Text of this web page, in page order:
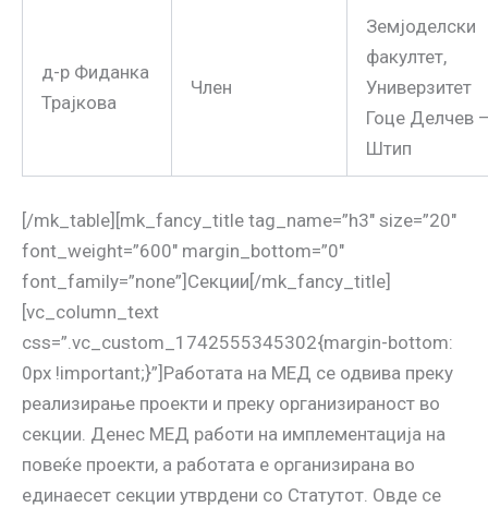
д-р Фиданка
Трајкова
Член
Земјоделски
факултет,
Универзитет
Гоце Делчев
Штип
[/mk_table][mk_fancy_title tag_name=”h3″ size=”20″
font_weight=”600″ margin_bottom=”0″
font_family=”none”]Секции[/mk_fancy_title]
[vc_column_text
css=”.vc_custom_1742555345302{margin-bottom:
0px !important;}”]Работата на МЕД се одвива преку
реализирање проекти и преку организираност во
секции. Денес МЕД работи на имплементација на
повеќе проекти, а работата е организирана во
единаесет секции утврдени со Статутот. Овде се